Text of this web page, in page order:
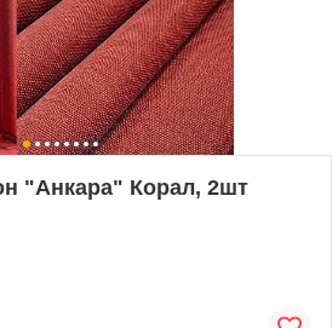
"Анкара" Корал, 2шт